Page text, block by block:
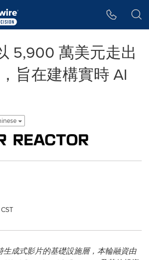
5,900 萬美元走出
旨在建構實時 AI
生成式影片的基礎設施層，本輪融資由